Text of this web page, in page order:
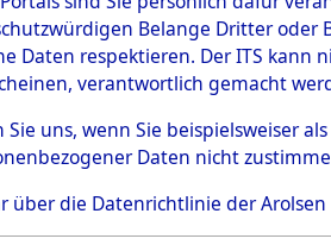
0001
Belange Dritter
Daten respektieren. Der ITS
verantwortlich gemacht
Sie uns, wenn Sie beispielsweiser
Daten nicht
über die Datenrichtlinie der Arolsen